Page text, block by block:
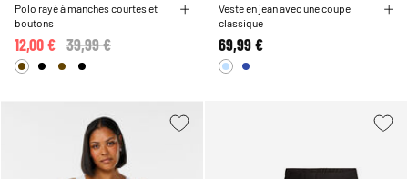
Polo rayé à manches courtes et
boutons
Price reduced from
39,99 €
12,00 €
Veste en jean avec une coupe
classique
69,99 €